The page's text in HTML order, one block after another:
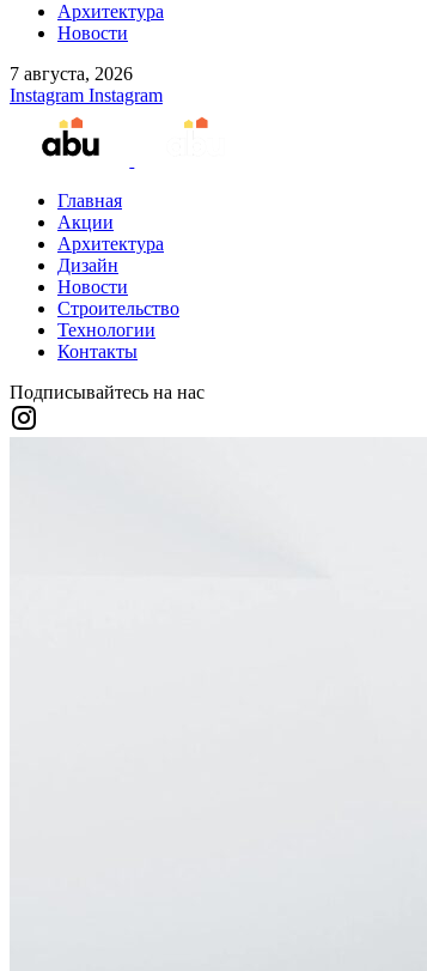
Архитектура
Новости
7 августа, 2026
Instagram Instagram
Главная
Акции
Архитектура
Дизайн
Новости
Строительство
Технологии
Контакты
Подписывайтесь на нас